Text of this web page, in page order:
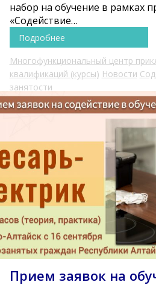
набор на обучение в рамках
«Содействие…
Подробнее
Многофункциональный центр
квалификаций (курсы) Новости
занятости
Прием заявок на